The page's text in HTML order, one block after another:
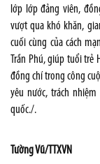
lớp lớp đảng viên,
vượt qua khó khăn,
cuối cùng của cách
Trần Phú, giúp tuổi trẻ
đồng chí trong công
yêu nước, trách
quốc./.
Tường Vũ/TTXVN